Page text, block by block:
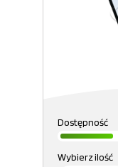
Dostępność
Wybierz ilość